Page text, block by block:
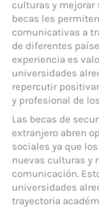
culturas y mejorar
becas les
comunicativas a
de diferentes
experiencia es
universidades
repercutir
y profesional de
Las becas de
extranjero abren
sociales ya que
nuevas culturas y
comunicación.
universidades
trayectoria